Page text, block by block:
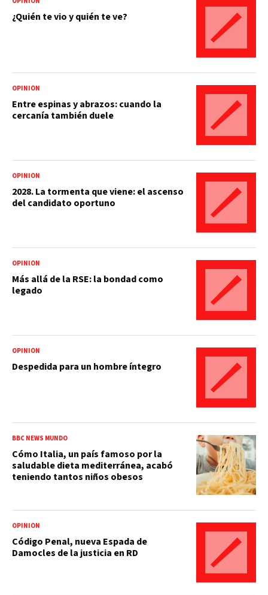
¿Quién te vio y quién te ve?
OPINIÓN
Entre espinas y abrazos: cuando la
cercanía también duele
OPINIÓN
2028. La tormenta que viene: el ascenso
del candidato oportuno
OPINIÓN
Más allá de la RSE: la bondad como
legado
OPINIÓN
Despedida para un hombre íntegro
BBC NEWS MUNDO
Cómo Italia, un país famoso por la
saludable dieta mediterránea, acabó
teniendo tantos niños obesos
OPINIÓN
Código Penal, nueva Espada de
Damocles de la justicia en RD